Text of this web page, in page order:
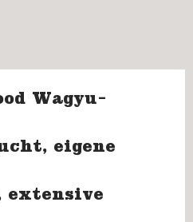
Wagyu-
eigene
extensive